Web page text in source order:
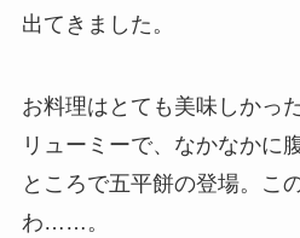
出てきました。
お料理はとても美味しかっ
リューミーで、なかなかに
ところで五平餅の登場。こ
わ……。